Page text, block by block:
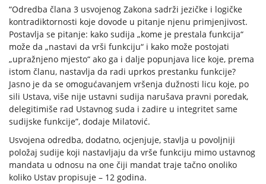
“Odredba člana 3 usvojenog Zakona sadrži jezičke i logičke
kontradiktornosti koje dovode u pitanje njenu primjenjivost.
Postavlja se pitanje: kako sudija „kome je prestala funkcija“
može da „nastavi da vrši funkciju“ i kako može postojati
„upražnjeno mjesto“ ako ga i dalje popunjava lice koje, prema
istom članu, nastavlja da radi uprkos prestanku funkcije?
Jasno je da se omogućavanjem vršenja dužnosti licu koje, po
sili Ustava, više nije ustavni sudija narušava pravni poredak,
delegitimiše rad Ustavnog suda i zadire u integritet same
sudijske funkcije”, dodaje Milatović.
Usvojena odredba, dodatno, ocjenjuje, stavlja u povoljniji
položaj sudije koji nastavljaju da vrše funkciju mimo ustavnog
mandata u odnosu na one čiji mandat traje tačno onoliko
koliko Ustav propisuje – 12 godina.